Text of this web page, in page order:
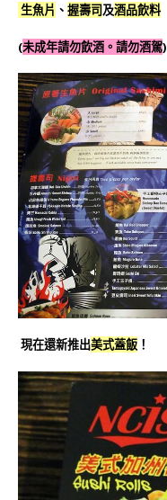
生魚片 、 握壽司及酒品飲料
(未成年請勿飲酒。請勿酒駕)
現在還新推出美式蓋飯 ！